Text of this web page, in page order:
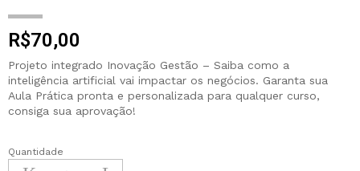
R$70,00
Projeto integrado Inovação Gestão – Saiba como a
inteligência artificial vai impactar os negócios. Garanta sua
Aula Prática pronta e personalizada para qualquer curso,
consiga sua aprovação!
Quantidade